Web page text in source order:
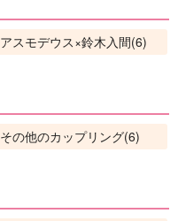
アスモデウス×鈴木入間(6)
その他のカップリング(6)